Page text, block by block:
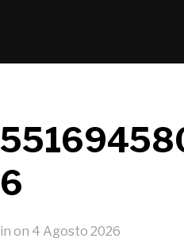
6
in on 4 Agosto 2026